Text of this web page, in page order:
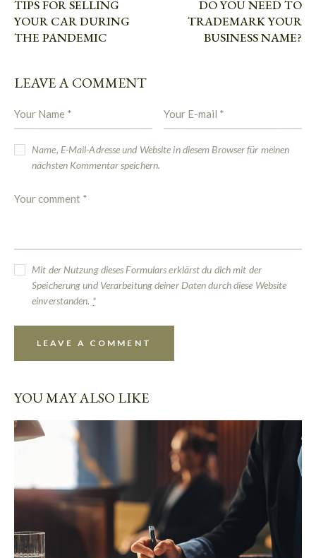
TIPS FOR SELLING
YOUR CAR DURING
THE PANDEMIC
DO YOU NEED TO
TRADEMARK YOUR
BUSINESS NAME?
LEAVE A COMMENT
Name, E-Mail-Adresse und Website in diesem Browser für meinen
nächsten Kommentar speichern.
Mit der Nutzung dieses Formulars erklärst du dich mit der
Speicherung und Verarbeitung deiner Daten durch diese Website
einverstanden. *
YOU MAY ALSO LIKE